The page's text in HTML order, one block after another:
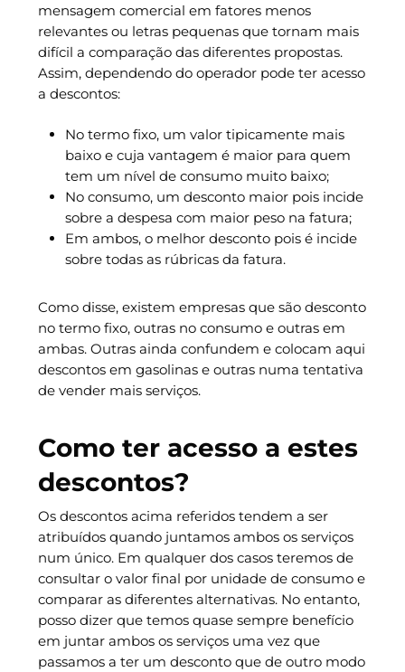
mensagem comercial em fatores menos
relevantes ou letras pequenas que tornam mais
difícil a comparação das diferentes propostas.
Assim, dependendo do operador pode ter acesso
a descontos:
No termo fixo, um valor tipicamente mais
baixo e cuja vantagem é maior para quem
tem um nível de consumo muito baixo;
No consumo, um desconto maior pois incide
sobre a despesa com maior peso na fatura;
Em ambos, o melhor desconto pois é incide
sobre todas as rúbricas da fatura.
Como disse, existem empresas que são desconto
no termo fixo, outras no consumo e outras em
ambas. Outras ainda confundem e colocam aqui
descontos em gasolinas e outras numa tentativa
de vender mais serviços.
Como ter acesso a estes
descontos?
Os descontos acima referidos tendem a ser
atribuídos quando juntamos ambos os serviços
num único. Em qualquer dos casos teremos de
consultar o valor final por unidade de consumo e
comparar as diferentes alternativas. No entanto,
posso dizer que temos quase sempre benefício
em juntar ambos os serviços uma vez que
passamos a ter um desconto que de outro modo